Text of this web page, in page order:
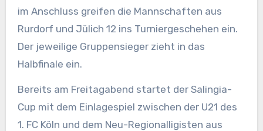
im Anschluss greifen die Mannschaften aus
Rurdorf und Jülich 12 ins Turniergeschehen ein.
Der jeweilige Gruppensieger zieht in das
Halbfinale ein.
Bereits am Freitagabend startet der Salingia-
Cup mit dem Einlagespiel zwischen der U21 des
1. FC Köln und dem Neu-Regionalligisten aus